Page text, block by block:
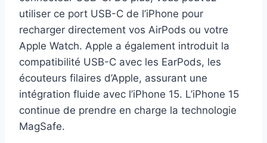
utiliser ce port USB-C de l’iPhone pour
recharger directement vos AirPods ou votre
Apple Watch. Apple a également introduit la
compatibilité USB-C avec les EarPods, les
écouteurs filaires d’Apple, assurant une
intégration fluide avec l’iPhone 15. L’iPhone 15
continue de prendre en charge la technologie
MagSafe.